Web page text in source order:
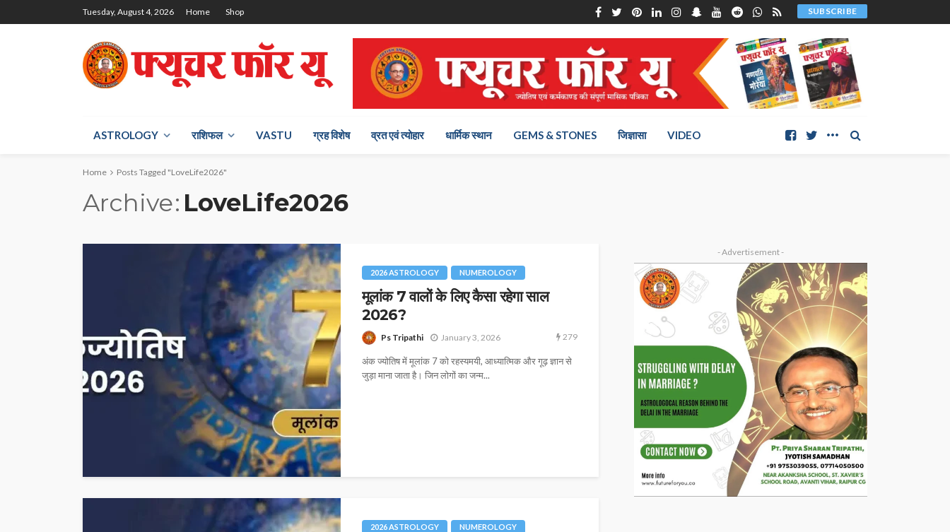
Tuesday, August 4, 2026 Home Shop SUBSCRIBE
ASTROLOGY राश‍िफल VASTU ग्रह विशेष व्रत एवं त्योहार धार्मिक स्थान GEMS & STONES जिज्ञासा VIDEO
Home Posts Tagged "LoveLife2026"
Archive LoveLife2026
2026 ASTROLOGY NUMEROLOGY
मूलांक 7 वालों के लिए कैसा रहेगा साल
2026?
Ps Tripathi January 3, 2026 279
अंक ज्योतिष में मूलांक 7 को रहस्यमयी, आध्यात्मिक और गूढ़ ज्ञान से
जुड़ा माना जाता है। जिन लोगों का जन्म...
2026 ASTROLOGY NUMEROLOGY
- Advertisement -